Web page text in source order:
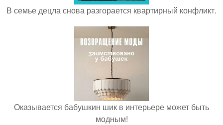
В семье децла снова разгорается квартирный конфликт.
Оказывается бабушкин шик в интерьере может быть
модным!